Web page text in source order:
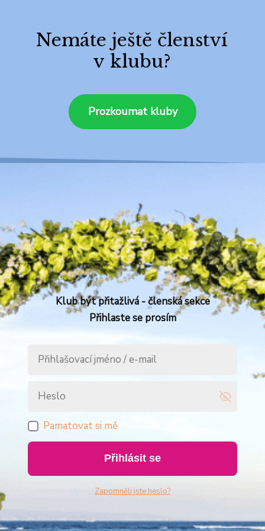
Nemáte ještě členství
v klubu?
Prozkoumat kluby
Klub být přitažlivá - členská sekce
Přihlaste se prosím
Pamatovat si mě
Přihlásit se
Zapomněli jste heslo?